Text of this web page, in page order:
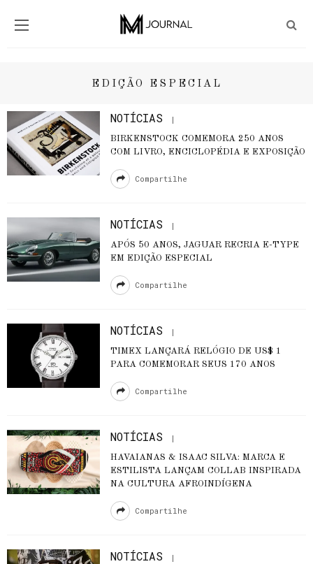
EDIÇÃO ESPECIAL
NOTÍCIAS
BIRKENSTOCK COMEMORA 250 ANOS
COM LIVRO, ENCICLOPÉDIA E EXPOSIÇÃO
Compartilhe
NOTÍCIAS
APÓS 50 ANOS, JAGUAR RECRIA E-TYPE
EM EDIÇÃO ESPECIAL
Compartilhe
NOTÍCIAS
TIMEX LANÇARÁ RELÓGIO DE US$ 1
PARA COMEMORAR SEUS 170 ANOS
Compartilhe
NOTÍCIAS
HAVAIANAS & ISAAC SILVA: MARCA E
ESTILISTA LANÇAM COLLAB INSPIRADA
NA CULTURA AFROINDÍGENA
Compartilhe
NOTÍCIAS